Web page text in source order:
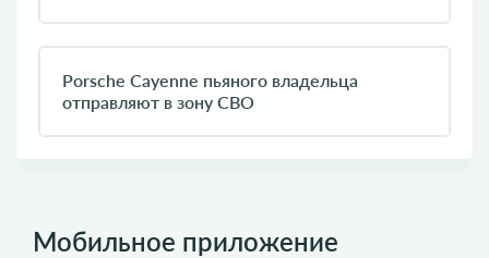
​Porsche Cayenne пьяного владельца
отправляют в зону СВО
Мобильное приложение